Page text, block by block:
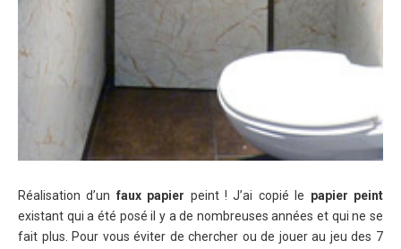
Réalisation d’un faux papier peint ! J’ai copié le papier peint
existant qui a été posé il y a de nombreuses années et qui ne se
fait plus. Pour vous éviter de chercher ou de jouer au jeu des 7